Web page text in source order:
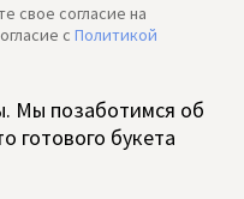
свое согласие на
c Политикой
Мы позаботимся об
готового букета